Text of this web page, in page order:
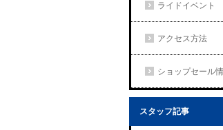
ライドイベント
アクセス方法
ショップセール
スタッフ記事